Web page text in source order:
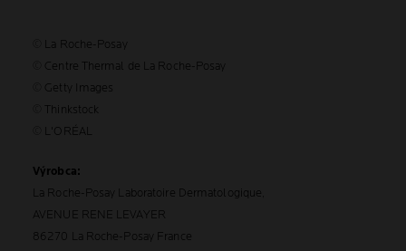
© La Roche-Posay
© Centre Thermal de La Roche-Posay
© Getty Images
© Thinkstock
© L'ORÉAL
Výrobca:
La Roche-Posay Laboratoire Dermatologique,
AVENUE RENE LEVAYER
86270 La Roche-Posay France